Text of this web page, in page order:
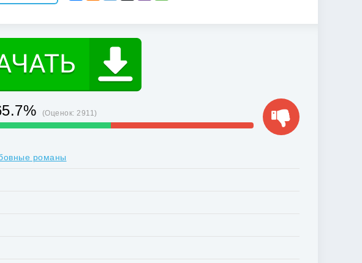
(Оценок: 2911)
романы